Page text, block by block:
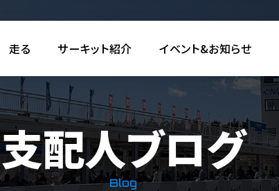
走る サーキット紹介 イベント&お知らせ
支配人ブログ
Blog